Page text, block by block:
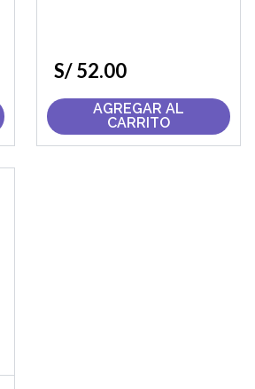
S/52.00
AGREGAR AL
CARRITO